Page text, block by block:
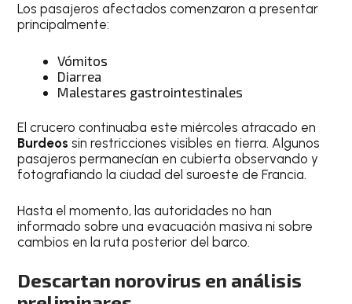
Los pasajeros afectados comenzaron a presentar
principalmente:
Vómitos
Diarrea
Malestares gastrointestinales
El crucero continuaba este miércoles atracado en
Burdeossin restricciones visibles en tierra. Algunos
pasajeros permanecían en cubierta observando y
fotografiando la ciudad del suroeste de Francia.
Hasta el momento, las autoridades no han
informado sobre una evacuación masiva ni sobre
cambios en la ruta posterior del barco.
Descartan norovirus en análisis